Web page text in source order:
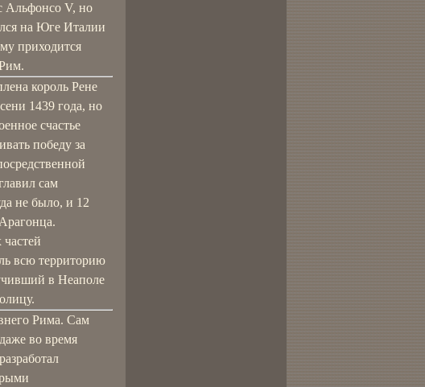
Альфонсо V, но
на Юге Италии
приходится
король Рене
1439 года, но
счастье
победу за
сам
не было, и 12
всю территорию
в Неаполе
Рима. Сам
во время